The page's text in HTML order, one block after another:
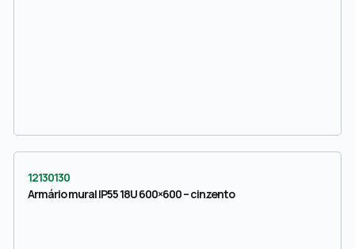
12130130
Armário mural IP55 18U 600×600 – cinzento